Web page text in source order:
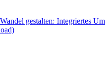
gestalten: Integriertes